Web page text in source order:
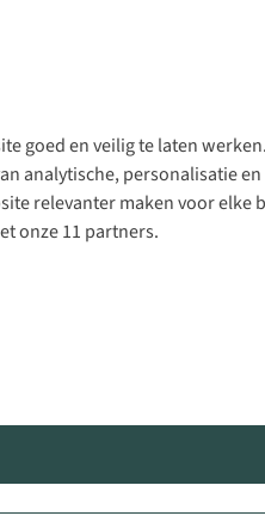
goed en veilig te laten
analytische, personalisatie
relevanter maken voor elke
onze 11 partners.